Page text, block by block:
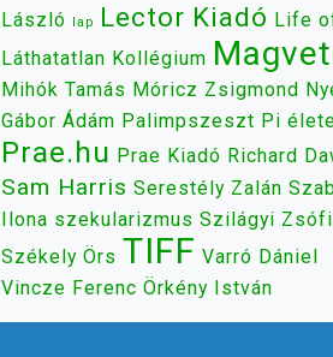
László lap Lector Kiadó Life
Láthatatlan Kollégium
Mihók Tamás Móricz Zsigmond
Gábor Ádám Palimpszeszt Pi
Prae.hu Prae Kiadó Richard
Sam Harris Serestély Zalán
Ilona szekularizmus Szilágyi
Székely Örs TIFF Varró Dániel
Vincze Ferenc Örkény István